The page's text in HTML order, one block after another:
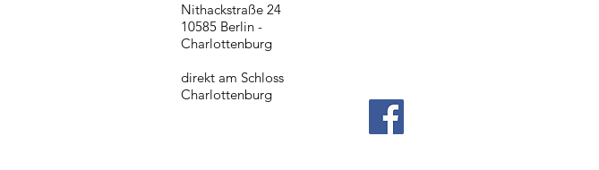
Nithackstraße 24
10585 Berlin -
Charlottenburg
direkt am Schloss
Charlottenburg